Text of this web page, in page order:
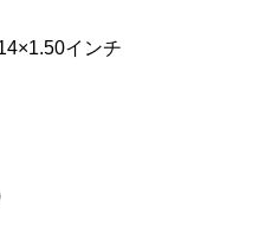
インチ